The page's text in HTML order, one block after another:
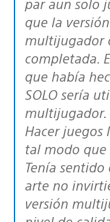
que la
multijugador
completada.
que había
SOLO sería
multijugador.
Hacer
tal modo que
Tenía
arte no
versión